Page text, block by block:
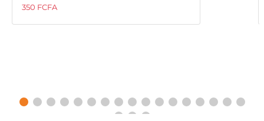
350 FCFA